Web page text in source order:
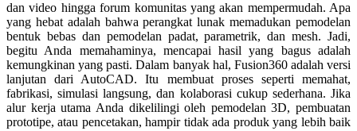
dan video hingga forum komunitas yang akan mempermudah. Apa
yang hebat adalah bahwa perangkat lunak memadukan pemodelan
bentuk bebas dan pemodelan padat, parametrik, dan mesh. Jadi,
begitu Anda memahaminya, mencapai hasil yang bagus adalah
kemungkinan yang pasti. Dalam banyak hal, Fusion360 adalah versi
lanjutan dari AutoCAD. Itu membuat proses seperti memahat,
fabrikasi, simulasi langsung, dan kolaborasi cukup sederhana. Jika
alur kerja utama Anda dikelilingi oleh pemodelan 3D, pembuatan
prototipe, atau pencetakan, hampir tidak ada produk yang lebih baik